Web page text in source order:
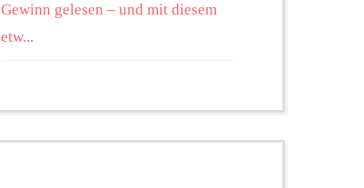
Gewinn gelesen – und mit diesem
etw...